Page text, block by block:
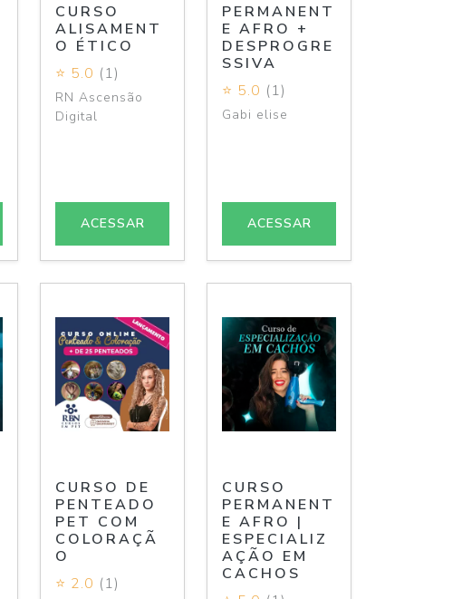
CURSO
ALISAMENT
O ÉTICO
⭐ 5.0 (1)
RN Ascensão
Digital
ACESSAR
PERMANENT
E AFRO +
DESPROGRE
SSIVA
⭐ 5.0 (1)
Gabi elise
ACESSAR
CURSO DE
PENTEADO
PET COM
COLORAÇÃ
O
⭐ 2.0 (1)
CURSO
PERMANENT
E AFRO |
ESPECIALIZ
AÇÃO EM
CACHOS